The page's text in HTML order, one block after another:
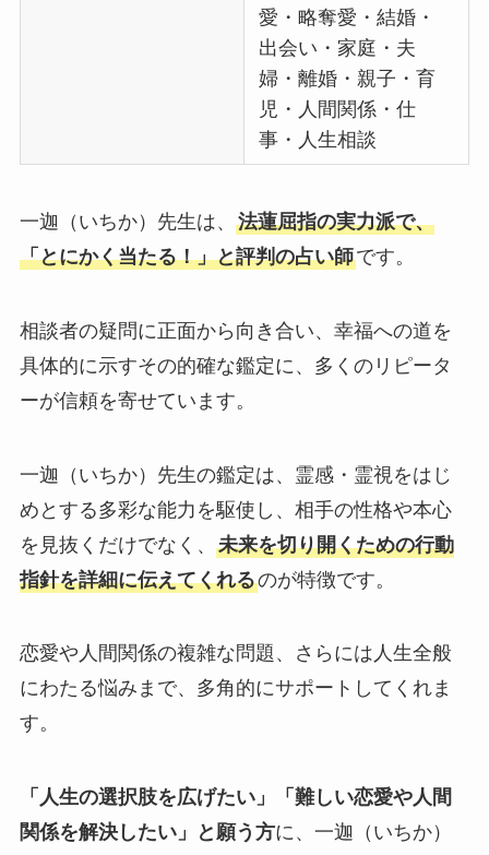
愛・略奪愛・結婚・
出会い・家庭・夫
婦・離婚・親子・育
児・人間関係・仕
事・人生相談
一迦（いちか）先生は、 法蓮屈指の実力派で、
「とにかく当たる！」と評判の占い師です。
相談者の疑問に正面から向き合い、幸福への道を
具体的に示すその的確な鑑定に、多くのリピータ
ーが信頼を寄せています。
一迦（いちか）先生の鑑定は、霊感・霊視をはじ
めとする多彩な能力を駆使し、相手の性格や本心
を見抜くだけでなく、 未来を切り開くための行動
指針を詳細に伝えてくれるのが特徴です。
恋愛や人間関係の複雑な問題、さらには人生全般
にわたる悩みまで、多角的にサポートしてくれま
す。
「人生の選択肢を広げたい」「難しい恋愛や人間
関係を解決したい」と願う方に、一迦（いちか）